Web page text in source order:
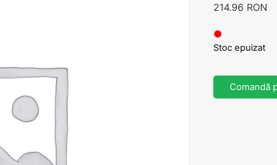
214.96 RON
●
Stoc epuizat
Comandă